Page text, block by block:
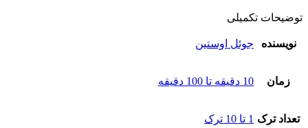
توضیحات تکمیلی
نویسنده جوئل اوستین
زمان 10 دقیقه تا 100 دقیقه
تعداد ترک 1 تا 10 ترک